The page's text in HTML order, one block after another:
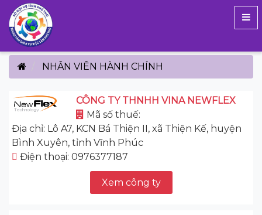
NHÂN VIÊN HÀNH CHÍNH
CÔNG TY THNHH VINA NEWFLEX
Mã số thuế:
Địa chỉ: Lô A7, KCN Bá Thiện II, xã Thiện Kế, huyện
Bình Xuyên, tỉnh Vĩnh Phúc
Điện thoại: 0976377187
Xem công ty